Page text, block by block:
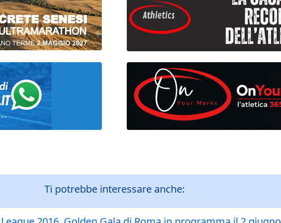
Ti potrebbe interessare anche: